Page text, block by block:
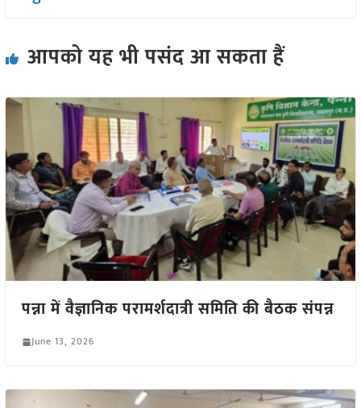
आपको यह भी पसंद आ सकता हैं
पन्ना में वैज्ञानिक परामर्शदात्री समिति की बैठक संपन्न
June 13, 2026